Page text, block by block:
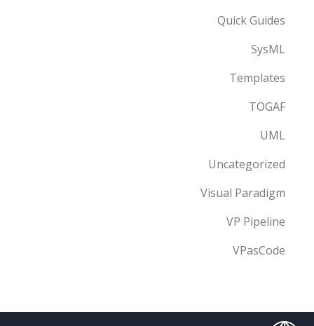
Quick Guides
SysML
Templates
TOGAF
UML
Uncategorized
Visual Paradigm
VP Pipeline
VPasCode